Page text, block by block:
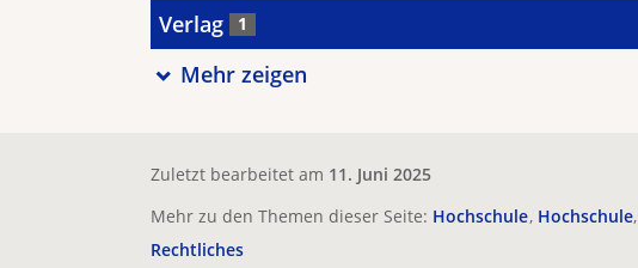
Verlag 1
Mehr zeigen
Zuletzt bearbeitet am 11. Juni 2025
Mehr zu den Themen dieser Seite: Hochschule Hochschule
Rechtliches